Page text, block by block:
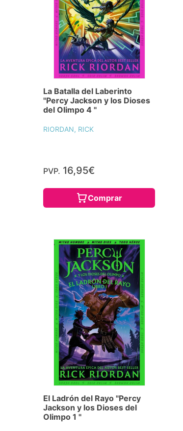
La Batalla del Laberinto
"Percy Jackson y los Dioses
del Olimpo 4 "
RIORDAN, RICK
PVP. 16,95€
Comprar
El Ladrón del Rayo "Percy
Jackson y los Dioses del
Olimpo 1 "